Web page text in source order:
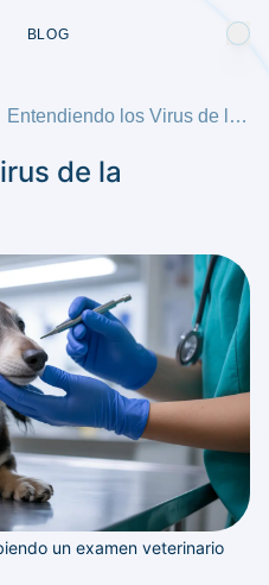
BLOG
Entendiendo los Virus de la Influenza Canina
de la
un examen veterinario